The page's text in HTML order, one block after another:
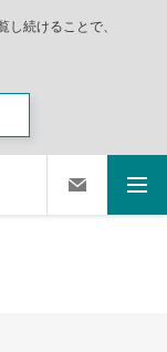
続けることで、